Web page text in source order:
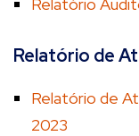
Relatório de
Relatório de
2023